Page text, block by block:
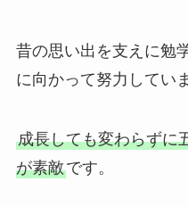
昔の思い出を支えに勉
に向かって努力してい
成長しても変わらずに
が素敵です。